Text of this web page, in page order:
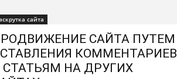
сайта
САЙТА ПУТЕМ
КОММЕНТАРИЕВ
СТАТЬЯМ НА ДРУГИХ